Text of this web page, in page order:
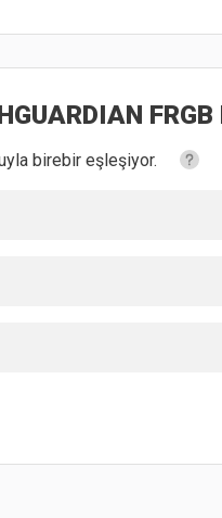
birebir eşleşiyor.